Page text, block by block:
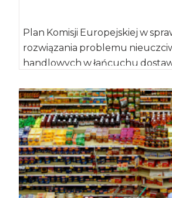
Plan Komisji Europejskiej w
rozwiązania problemu
handlowych w łańcuchu